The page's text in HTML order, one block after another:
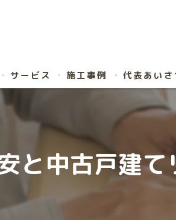
サービス 施工事例 代表あいさ
と中古戸建